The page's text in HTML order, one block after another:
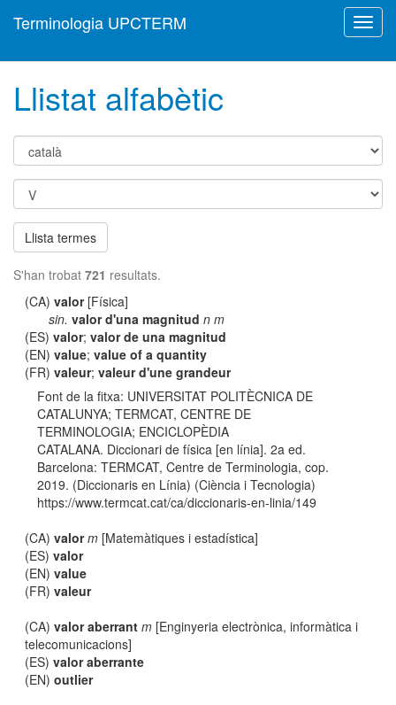
Terminologia UPCTERM
Llistat alfabètic
Llista termes
S'han trobat 721 resultats.
(CA)valor[Física]
sin. valor d'una magnitud n m
(ES)valor;valor de una magnitud
(EN)value;value of a quantity
(FR)valeur;valeur d'une grandeur
Font de la fitxa: UNIVERSITAT POLITÈCNICA DE
CATALUNYA; TERMCAT, CENTRE DE
TERMINOLOGIA; ENCICLOPÈDIA
CATALANA. Diccionari de física [en línia]. 2a ed.
Barcelona: TERMCAT, Centre de Terminologia, cop.
2019. (Diccionaris en Línia) (Ciència i Tecnologia)
https://www.termcat.cat/ca/diccionaris-en-linia/149
(CA)valor m [Matemàtiques i estadística]
(ES)valor
(EN)value
(FR)valeur
(CA)valor aberrant m [Enginyeria electrònica, informàtica i
telecomunicacions]
(ES)valor aberrante
(EN)outlier